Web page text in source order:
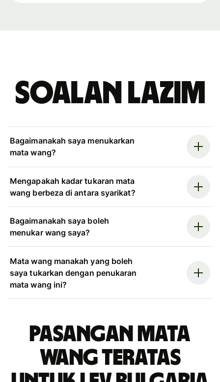
Soalan Lazim
Bagaimanakah saya menukarkan
mata wang?
Mengapakah kadar tukaran mata
wang berbeza di antara syarikat?
Bagaimanakah saya boleh
menukar wang saya?
Mata wang manakah yang boleh
saya tukarkan dengan penukaran
mata wang ini?
Pasangan mata
wang teratas